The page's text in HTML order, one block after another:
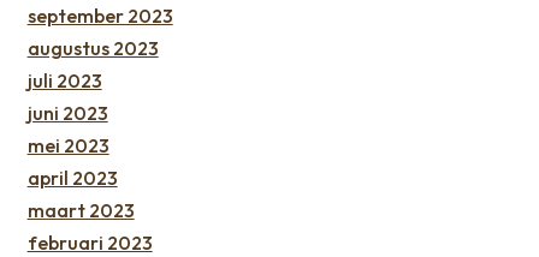
september 2023
augustus 2023
juli 2023
juni 2023
mei 2023
april 2023
maart 2023
februari 2023